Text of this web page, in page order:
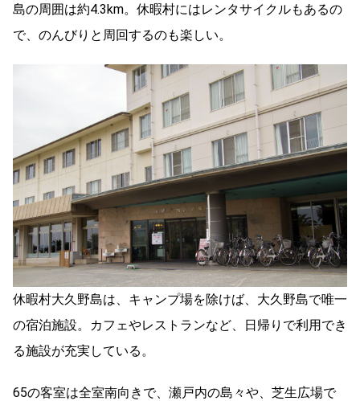
島の周囲は約4.3km。休暇村にはレンタサイクルもあるの
で、のんびりと周回するのも楽しい。
休暇村大久野島は、キャンプ場を除けば、大久野島で唯一
の宿泊施設。カフェやレストランなど、日帰りで利用でき
る施設が充実している。
65の客室は全室南向きで、瀬戸内の島々や、芝生広場で